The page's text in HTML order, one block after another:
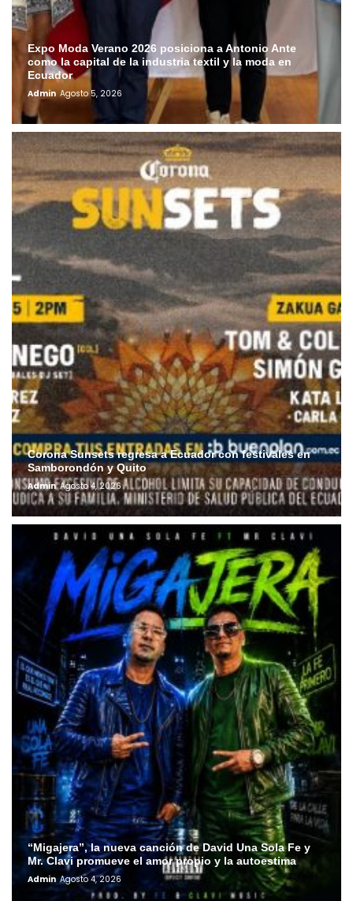
Expo Moda Verano 2026 posiciona a Antonio Ante
como la capital de la industria textil y la moda en
Ecuador
Admin Agosto 5, 2026
Corona Sunsets regresa a Ecuador con festivales en
Samborondón y Quito
Admin Agosto 4, 2026
“Migajera”, la nueva canción de David Una Sola Fe y
Mr. Clavi promueve el amor propio y la autoestima
Admin Agosto 4, 2026